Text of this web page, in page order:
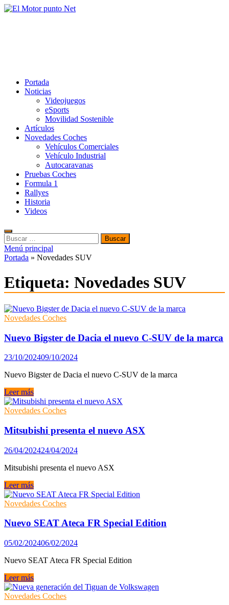
Saltar
Portada
Noticias
Videojuegos
eSports
Movilidad Sostenible
Artículos
Novedades Coches
Vehículos Comerciales
Vehículo Industrial
Autocaravanas
Pruebas Coches
Formula 1
Rallyes
Historia
Videos
Buscar:
Menú principal
Portada » Novedades SUV
Etiqueta: Novedades SUV
Novedades Coches
Nuevo Bigster de Dacia el nuevo C-SUV de la marca
23/10/202409/10/2024
Nuevo Bigster de Dacia el nuevo C-SUV de la marca
Nuevo
Bigster
de
el
nuevo
C-
SUV
de
marca
Leer más
Novedades Coches
Mitsubishi presenta el nuevo ASX
26/04/202424/04/2024
Mitsubishi presenta el nuevo ASX
Mitsubishi
presenta
el
ASX
Leer más
Novedades Coches
Nuevo SEAT Ateca FR Special Edition
05/02/202406/02/2024
Nuevo SEAT Ateca FR Special Edition
Nuevo
SEAT
Ateca
Leer más
Novedades Coches